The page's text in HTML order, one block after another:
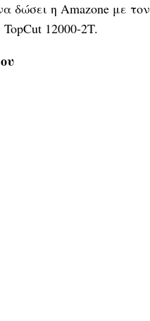
δώσει η Amazone με τον
12000-2T.